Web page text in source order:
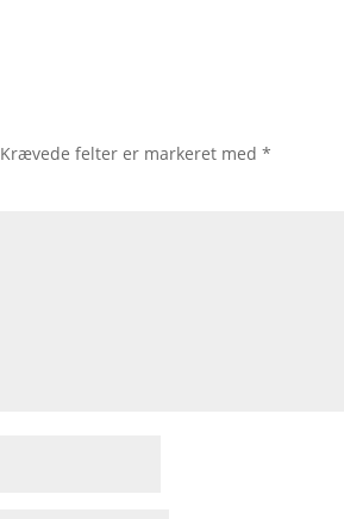
Krævede felter er markeret med*